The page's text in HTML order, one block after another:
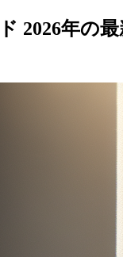
2026年の